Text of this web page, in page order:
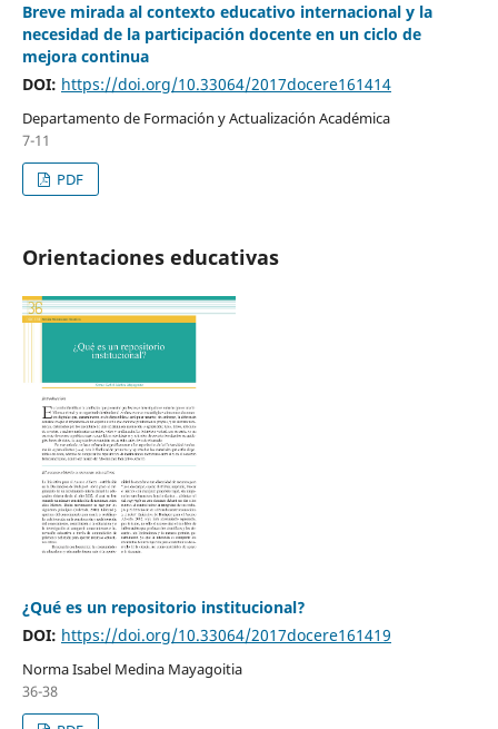
Breve mirada al contexto educativo internacional y la
necesidad de la participación docente en un ciclo de
mejora continua
DOI: https://doi.org/10.33064/2017docere161414
Departamento de Formación y Actualización Académica
7-11
PDF
Orientaciones educativas
¿Qué es un repositorio institucional?
DOI: https://doi.org/10.33064/2017docere161419
Norma Isabel Medina Mayagoitia
36-38